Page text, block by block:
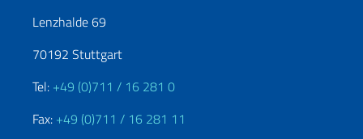
Lenzhalde 69
70192 Stuttgart
Tel: +49 (0)711 / 16 281 0
Fax: +49 (0)711 / 16 281 11